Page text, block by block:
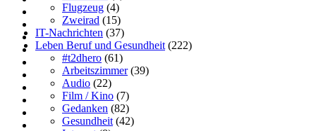
Flugzeug (4)
Zweirad (15)
IT-Nachrichten (37)
Leben Beruf und Gesundheit (222)
#t2dhero (61)
Arbeitszimmer(39)
Audio (22)
Film / Kino (7)
Gedanken (82)
Gesundheit (42)